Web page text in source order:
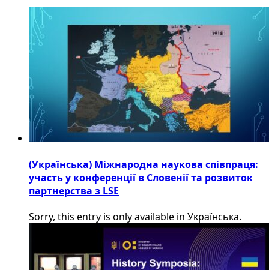
(Українська) Міжнародна наукова співпраця:
участь у конференції в Словенії та розвиток
партнерства з LSE
Sorry, this entry is only available in Українська.